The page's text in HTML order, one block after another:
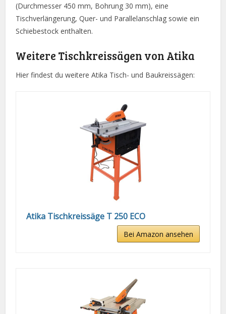
(Durchmesser 450 mm, Bohrung 30 mm), eine
Tischverlängerung, Quer- und Parallelanschlag sowie ein
Schiebestock enthalten.
Weitere Tischkreissägen von Atika
Hier findest du weitere Atika Tisch- und Baukreissägen:
Atika Tischkreissäge T 250 ECO
Bei Amazon ansehen